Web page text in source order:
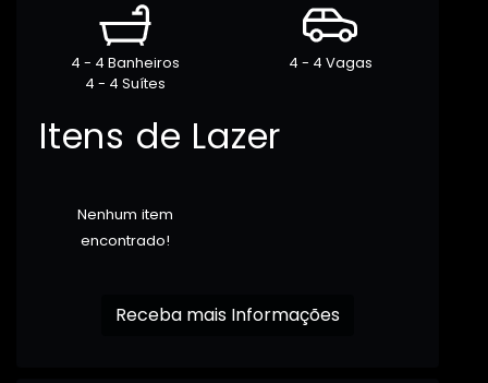
4 - 4 Banheiros
4 - 4 Suítes
4 - 4 Vagas
Itens de Lazer
Nenhum item
encontrado!
Receba mais Informações